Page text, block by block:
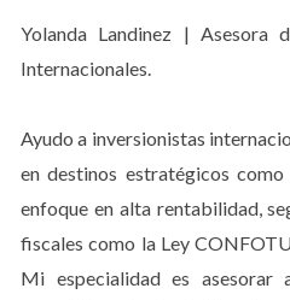
clave
estructuras legales es tan
Yolanda Landinez | Asesora
Internacionales.
Ayudo a inversionistas
en destinos estratégicos como
enfoque en alta rentabilidad,
fiscales como la Ley
Mi especialidad es asesorar